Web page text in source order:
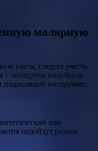
малярную
кисть, следует учесть
с экспертом подобрали
подходящий инструмент.
или
подойдут разные